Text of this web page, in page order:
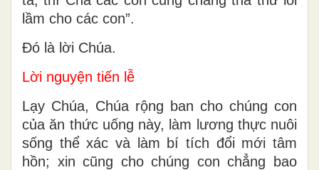
lầm cho các con”.
Ðó là lời Chúa.
Lời nguyện tiến lễ
Lạy Chúa, Chúa rộng ban cho chúng con
của ăn thức uống này, làm lương thực nuôi
sống thể xác và làm bí tích đổi mới tâm
hồn; xin cũng cho chúng con chẳng bao